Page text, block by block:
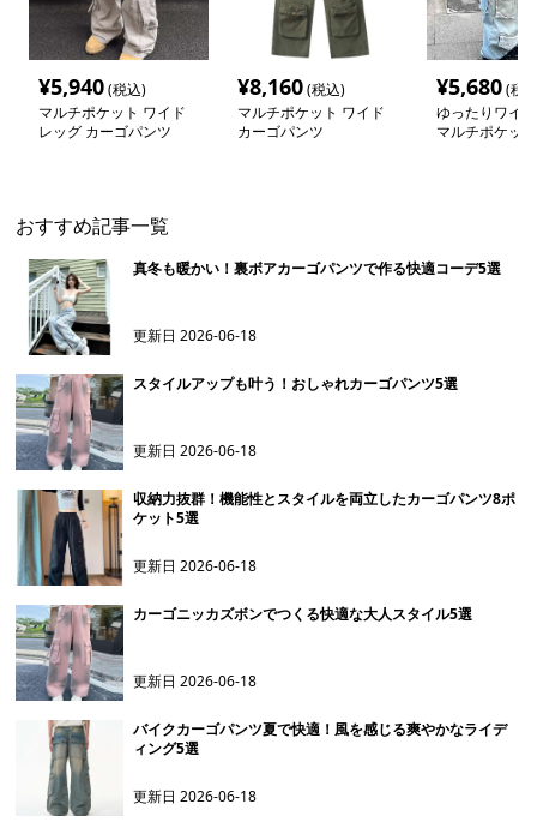
¥5,940(税込)
マルチポケット ワイド
レッグ カーゴパンツ
¥8,160(税込)
マルチポケット ワイド
カーゴパンツ
¥5,680(税
ゆったりワイ
マルチポケッ
おすすめ記事一覧
真冬も暖かい！裏ボアカーゴパンツで作る快適コーデ5選
更新日2026-06-18
スタイルアップも叶う！おしゃれカーゴパンツ5選
更新日2026-06-18
収納力抜群！機能性とスタイルを両立したカーゴパンツ8ポ
ケット5選
更新日2026-06-18
カーゴニッカズボンでつくる快適な大人スタイル5選
更新日2026-06-18
バイクカーゴパンツ夏で快適！風を感じる爽やかなライデ
ィング5選
更新日2026-06-18